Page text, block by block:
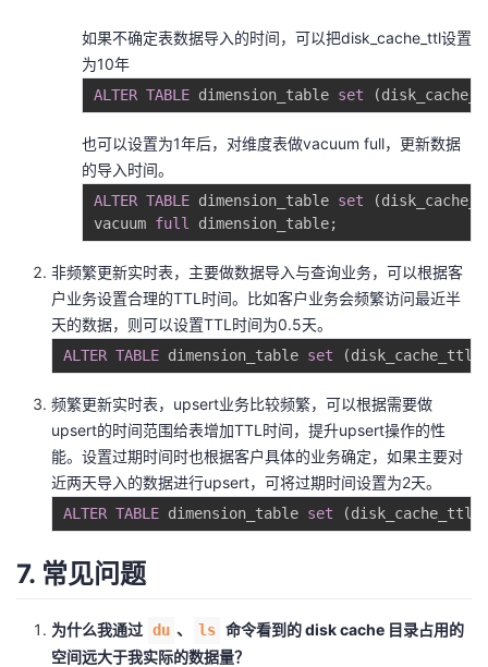
如果不确定表数据导入的时间，可以把disk_cache_ttl设置
为10年
ALTER TABLE dimension_table set (
也可以设置为1年后，对维度表做vacuum full，更新数据
的导入时间。
ALTER TABLE dimension_table set (
vacuum full dimension_table;
非频繁更新实时表，主要做数据导入与查询业务，可以根据客
户业务设置合理的TTL时间。比如客户业务会频繁访问最近半
天的数据，则可以设置TTL时间为0.5天。
ALTER TABLE dimension_table set (disk_cache_ttl
频繁更新实时表，upsert业务比较频繁，可以根据需要做
upsert的时间范围给表增加TTL时间，提升upsert操作的性
能。设置过期时间时也根据客户具体的业务确定，如果主要对
近两天导入的数据进行upsert，可将过期时间设置为2天。
ALTER TABLE dimension_table set (disk_cache_ttl
7. 常见问题
为什么我通过 du 、 ls 命令看到的 disk cache 目录占用的
空间远大于我实际的数据量？